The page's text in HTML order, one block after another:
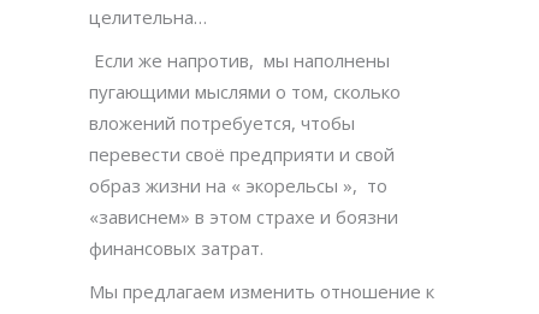
целительна…
Если же напротив, мы наполнены
пугающими мыслями о том, сколько
вложений потребуется, чтобы
перевести своё предприяти и свой
образ жизни на « экорельсы », то
«зависнем» в этом страхе и боязни
финансовых затрат.
Мы предлагаем изменить отношение к